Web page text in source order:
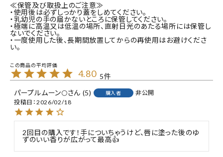
≪保管及び取扱上のご注意≫
・使用後は必ずしっかり蓋をしめてください。
・乳幼児の手の届かないところに保管してください。
・極端に高温又は低温の場所、直射日光のあたる場所には保管し
ないでください。
・一度使用した後、長期間放置してからの再使用はお避けくださ
い。
4.80 5
パープルムーン🌕
5 購入者
非公開
投稿日 2026/02/18
2回目の購入です！手についちゃうけど、唇に塗った後のゆ
ずのいい香りが広がって最高👍